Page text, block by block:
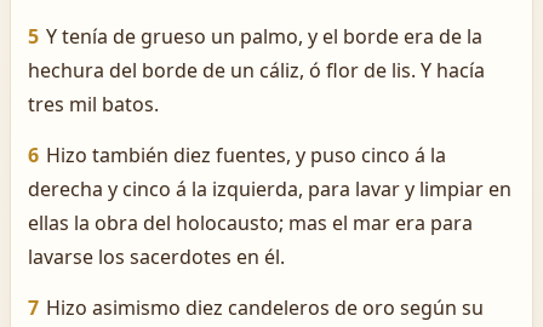
5 Y tenía de grueso un palmo, y el borde era de la
hechura del borde de un cáliz, ó flor de lis. Y hacía
tres mil batos.
6 Hizo también diez fuentes, y puso cinco á la
derecha y cinco á la izquierda, para lavar y limpiar en
ellas la obra del holocausto; mas el mar era para
lavarse los sacerdotes en él.
7 Hizo asimismo diez candeleros de oro según su